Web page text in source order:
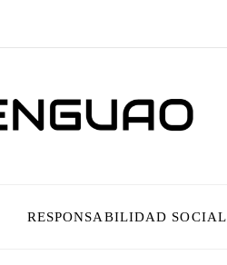
RESPONSABILIDAD SOCIAL